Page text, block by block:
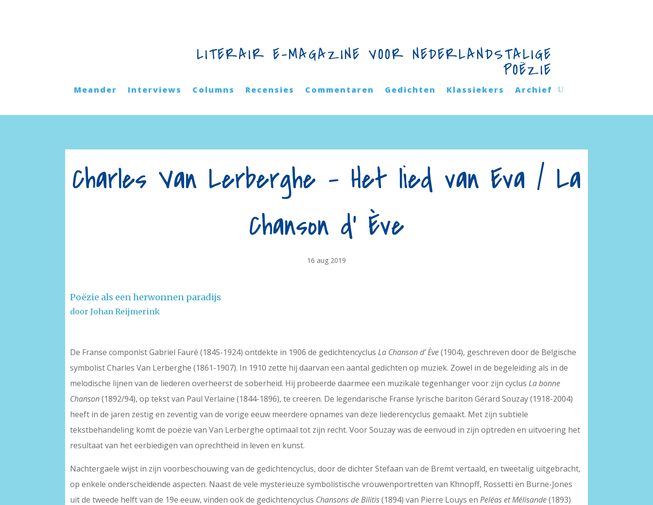
LITERAIR E-MAGAZINE VOOR NEDERLANDSTALIGE
POËZIE
Meander Interviews Columns Recensies Commentaren Gedichten Klassiekers Archief
Charles Van Lerberghe – Het lied van Eva / La
Chanson d’ Ève
16 aug 2019
Poëzie als een herwonnen paradijs
door Johan Reijmerink
De Franse componist Gabriel Fauré (1845-1924) ontdekte in 1906 de gedichtencyclusLa Chanson d’ Ève(1904), geschreven door de Belgische
symbolist Charles Van Lerberghe (1861-1907). In 1910 zette hij daarvan een aantal gedichten op muziek. Zowel in de begeleiding als in de
melodische lijnen van de liederen overheerst de soberheid. Hij probeerde daarmee een muzikale tegenhanger voor zijn cyclusLa bonne
Chanson(1892/94), op tekst van Paul Verlaine (1844-1896), te creëren. De legendarische Franse lyrische bariton Gérard Souzay (1918-2004)
heeft in de jaren zestig en zeventig van de vorige eeuw meerdere opnames van deze liederencyclus gemaakt. Met zijn subtiele
tekstbehandeling komt de poëzie van Van Lerberghe optimaal tot zijn recht. Voor Souzay was de eenvoud in zijn optreden en uitvoering het
resultaat van het eerbiedigen van oprechtheid in leven en kunst.
Nachtergaele wijst in zijn voorbeschouwing van de gedichtencyclus, door de dichter Stefaan van de Bremt vertaald, en tweetalig uitgebracht,
op enkele onderscheidende aspecten. Naast de vele mysterieuze symbolistische vrouwenportretten van Khnopff, Rossetti en Burne-Jones
uit de tweede helft van de 19e eeuw, vinden ook de gedichtencyclus Chansons de Bilitis(1894) van Pierre Louys enPeléas et Mélisande(1893)